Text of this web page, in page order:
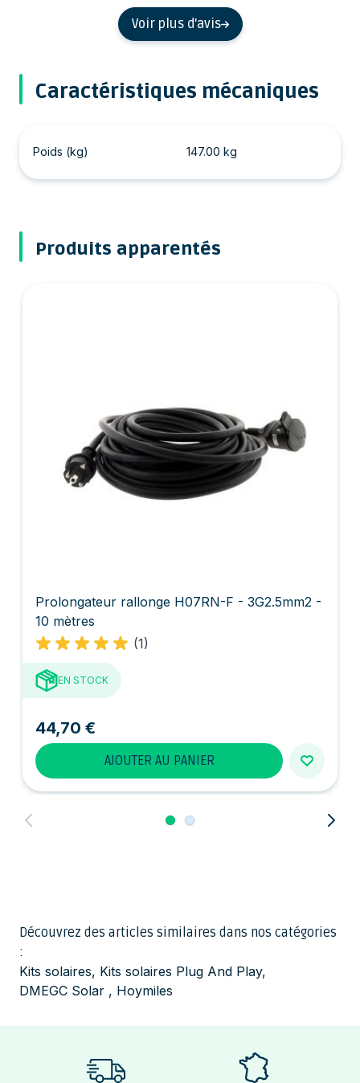
Voir plus d'avis
Caractéristiques mécaniques
Poids (kg) 147.00 kg
Produits apparentés
Prolongateur rallonge H07RN-F - 3G2.5mm2 -
10 mètres
(1)
EN STOCK
44,70 €
AJOUTER AU PANIER
Découvrez des articles similaires dans nos catégories
:
Kits solaires, Kits solaires Plug And Play,
DMEGC Solar , Hoymiles